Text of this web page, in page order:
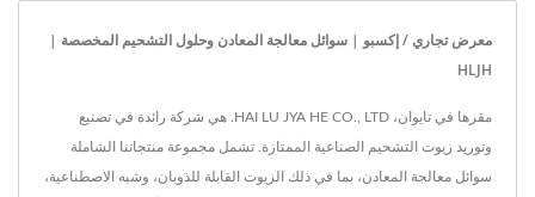
معرض تجاري / إكسبو | سوائل معالجة المعادن وحلول التشحيم المخصصة |
HLJH
مقرها في تايوان، HAI LU JYA HE CO., LTD. هي شركة رائدة في تصنيع
وتوريد زيوت التشحيم الصناعية الممتازة. تشمل مجموعة منتجاتنا الشاملة
سوائل معالجة المعادن، بما في ذلك الزيوت القابلة للذوبان، وشبه الاصطناعية،